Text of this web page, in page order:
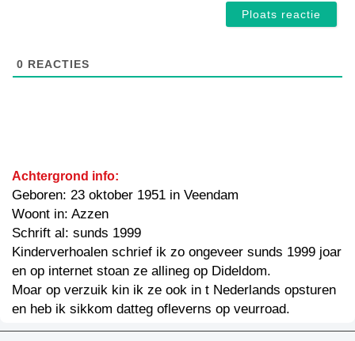
0 REACTIES
Achtergrond info:
Geboren: 23 oktober 1951 in Veendam
Woont in: Azzen
Schrift al: sunds 1999
Kinderverhoalen schrief ik zo ongeveer sunds 1999 joar
en op internet stoan ze allineg op Dideldom.
Moar op verzuik kin ik ze ook in t Nederlands opsturen
en heb ik sikkom datteg ofleverns op veurroad.